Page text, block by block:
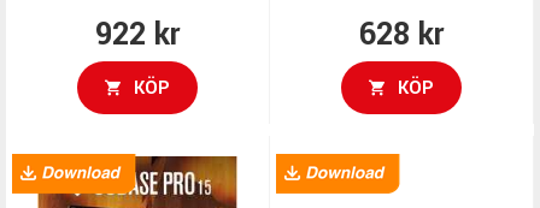
922 kr
KÖP
628 kr
KÖP